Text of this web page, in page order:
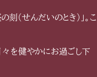
（せんだいのとき）」。こ
を健やかにお過ごし下